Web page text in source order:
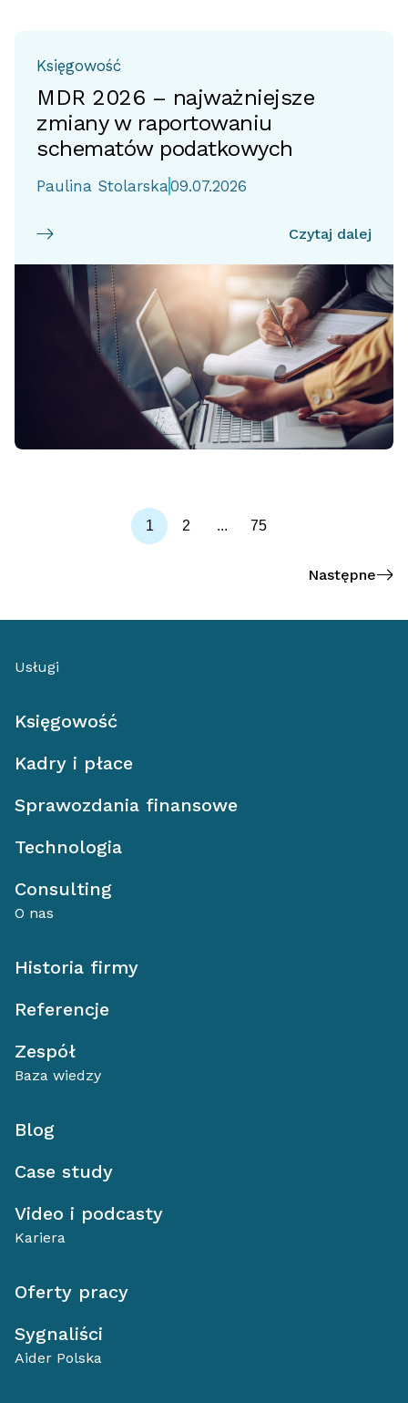
Księgowość
MDR 2026 – najważniejsze
zmiany w raportowaniu
schematów podatkowych
Paulina Stolarska09.07.2026
Czytaj dalej
1 2 ... 75
Następne
Usługi
Księgowość
Kadry i płace
Sprawozdania finansowe
Technologia
Consulting
O nas
Historia firmy
Referencje
Zespół
Baza wiedzy
Blog
Case study
Video i podcasty
Kariera
Oferty pracy
Sygnaliści
Aider Polska